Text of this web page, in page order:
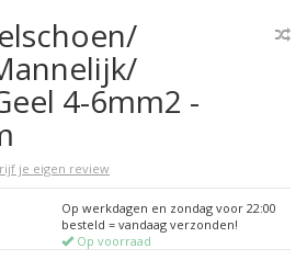
4-6mm2 -
je eigen review
Op werkdagen en zondag voor 22:00
besteld = vandaag verzonden!
Op voorraad